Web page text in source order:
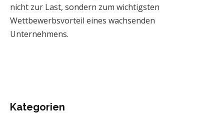
nicht zur Last, sondern zum wichtigsten
Wettbewerbsvorteil eines wachsenden
Unternehmens.
Kategorien